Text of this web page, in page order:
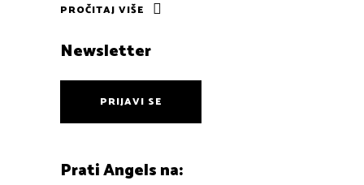
PROČITAJ VIŠE
Newsletter
PRIJAVI SE
Prati Angels na: